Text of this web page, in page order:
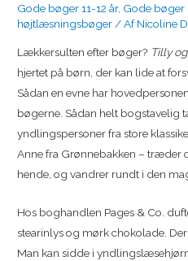
Gode bøger 11-12 år, Gode bøger
højtlæsningsbøger / AfNicoline
Lækkersulten efter bøger? Tilly
hjertet på børn, der kan lide at
Sådan en evne har
bøgerne. Sådan helt bogstavelig
yndlingspersoner fra store
Anne fra Grønnebakken – træder
hende, og vandrer rundt i den
Hos boghandlen Pages & Co.
stearinlys og mørk chokolade.
Man kan sidde i